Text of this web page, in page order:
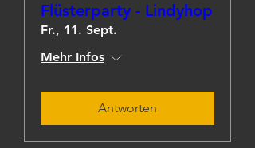
Flüsterparty - Lindyhop
Fr., 11. Sept.
Mehr Infos
Antworten